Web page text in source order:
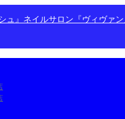
ュ』ネイルサロン『ヴィヴァ